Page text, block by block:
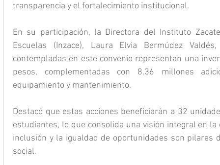
transparencia y el fortalecimiento institucional.
En su participación, la Directora del Instituto
Escuelas (Inzace), Laura Elvia Bermúdez
contempladas en este convenio representan una
pesos, complementadas con 8.36 millones
equipamiento y mantenimiento.
Destacó que estas acciones beneficiarán a 32
estudiantes, lo que consolida una visión integral en
inclusión y la igualdad de oportunidades son pilares
social.